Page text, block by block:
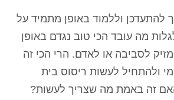
להתעדכן וללמוד באופן מתמיד על
מה עובד הכי טוב נגדם באופן
לסביבה או לאדם. הרי הכי זה
ולהתחיל לעשות ריסוס בית
זה באמת מה שצריך לעשות?